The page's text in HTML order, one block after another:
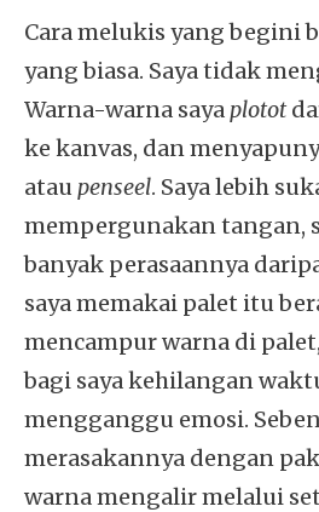
Cara melukis yang begini
yang biasa. Saya tidak
Warna-warna sayaplotot
ke kanvas, dan
ataupenseel. Saya lebih
mempergunakan tangan,
banyak perasaannya
saya memakai palet itu
mencampur warna di
bagi saya kehilangan
mengganggu emosi.
merasakannya dengan
warna mengalir melalui